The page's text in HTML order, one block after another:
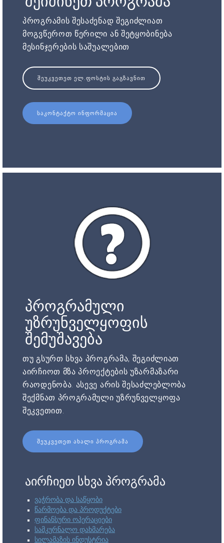
პროგრამის შესაძენად შეგიძლიათ
მოგვწეროთ წერილი ან შეტყობინება
მესინჯერების საშუალებით
ᲨᲔᲣᲙᲕᲔᲗᲔᲗ ᲔᲚ.ᲤᲝᲡᲢᲘᲡ ᲒᲐᲒᲖᲐᲕᲜᲘᲗ
ᲡᲐᲙᲝᲜᲢᲐᲥᲢᲝ ᲘᲜᲤᲝᲠᲛᲐᲪᲘᲐ
პროგრამული
უზრუნველყოფის
შემუშავება
თუ გსურთ სხვა პროგრამა, შეგიძლიათ
აირჩიოთ მზა პროექტების უზარმაზარი
რაოდენობა. ასევე არის შესაძლებლობა
შექმნათ პროგრამული უზრუნველყოფა
შეკვეთით.
ᲨᲔᲣᲙᲕᲔᲗᲔᲗ ᲐᲮᲐᲚᲘ ᲞᲠᲝᲒᲠᲐᲛᲐ
აირჩიეთ სხვა პროგრამა
ვაჭრობა და საწყობი
წარმოება და პროდუქტები
ფინანსური ოპერაციები
სამკურნალო დახმარება
სილამაზის ინდუსტრია